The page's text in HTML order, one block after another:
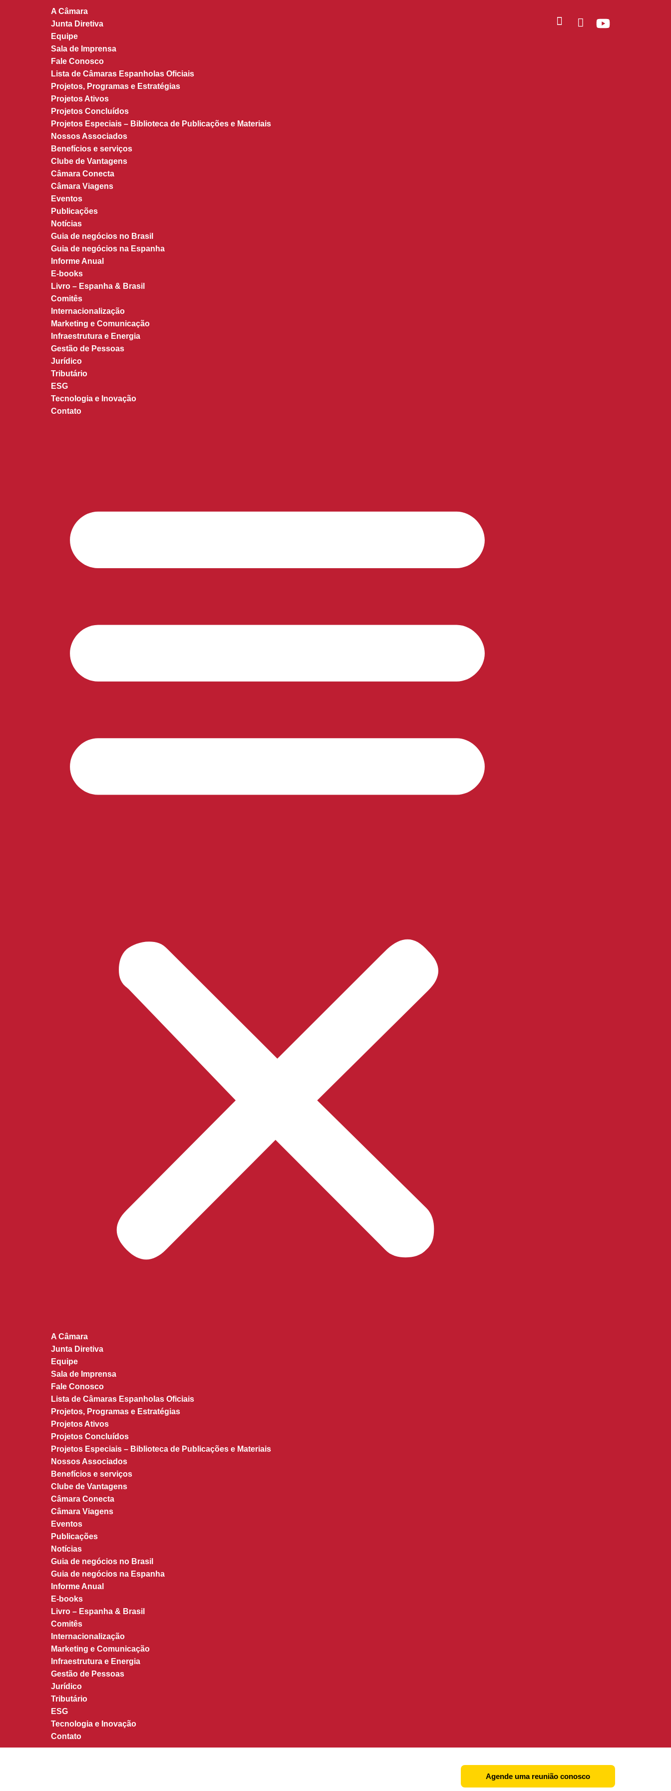
A Câmara
Junta Diretiva
Equipe
Sala de Imprensa
Fale Conosco
Lista de Câmaras Espanholas Oficiais
Projetos, Programas e Estratégias
Projetos Ativos
Projetos Concluídos
Projetos Especiais – Biblioteca de Publicações e Materiais
Nossos Associados
Benefícios e serviços
Clube de Vantagens
Câmara Conecta
Câmara Viagens
Eventos
Publicações
Notícias
Guia de negócios no Brasil
Guia de negócios na Espanha
Informe Anual
E-books
Livro – Espanha & Brasil
Comitês
Internacionalização
Marketing e Comunicação
Infraestrutura e Energia
Gestão de Pessoas
Jurídico
Tributário
ESG
Tecnologia e Inovação
Contato
A Câmara
Junta Diretiva
Equipe
Sala de Imprensa
Fale Conosco
Lista de Câmaras Espanholas Oficiais
Projetos, Programas e Estratégias
Projetos Ativos
Projetos Concluídos
Projetos Especiais – Biblioteca de Publicações e Materiais
Nossos Associados
Benefícios e serviços
Clube de Vantagens
Câmara Conecta
Câmara Viagens
Eventos
Publicações
Notícias
Guia de negócios no Brasil
Guia de negócios na Espanha
Informe Anual
E-books
Livro – Espanha & Brasil
Comitês
Internacionalização
Marketing e Comunicação
Infraestrutura e Energia
Gestão de Pessoas
Jurídico
Tributário
ESG
Tecnologia e Inovação
Contato
Agende uma reunião conosco